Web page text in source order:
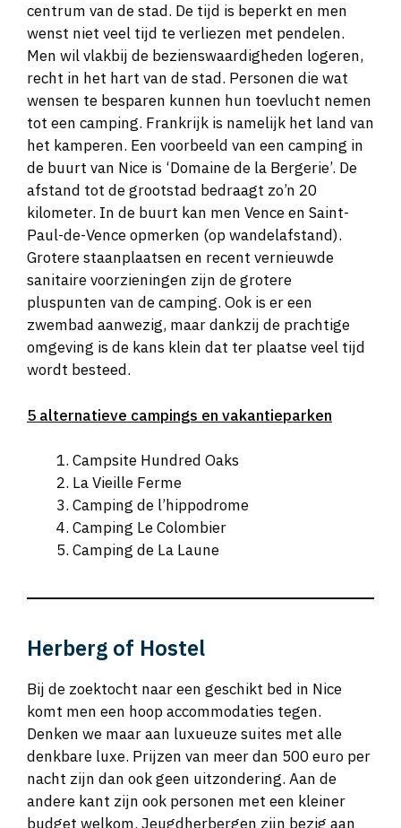
centrum van de stad. De tijd is beperkt en men
wenst niet veel tijd te verliezen met pendelen.
Men wil vlakbij de bezienswaardigheden logeren,
recht in het hart van de stad. Personen die wat
wensen te besparen kunnen hun toevlucht nemen
tot een camping. Frankrijk is namelijk het land van
het kamperen. Een voorbeeld van een camping in
de buurt van Nice is ‘Domaine de la Bergerie’. De
afstand tot de grootstad bedraagt zo’n 20
kilometer. In de buurt kan men Vence en Saint-
Paul-de-Vence opmerken (op wandelafstand).
Grotere staanplaatsen en recent vernieuwde
sanitaire voorzieningen zijn de grotere
pluspunten van de camping. Ook is er een
zwembad aanwezig, maar dankzij de prachtige
omgeving is de kans klein dat ter plaatse veel tijd
wordt besteed.
5 alternatieve campings en vakantieparken
Campsite Hundred Oaks
La Vieille Ferme
Camping de l’hippodrome
Camping Le Colombier
Camping de La Laune
Herberg of Hostel
Bij de zoektocht naar een geschikt bed in Nice
komt men een hoop accommodaties tegen.
Denken we maar aan luxueuze suites met alle
denkbare luxe. Prijzen van meer dan 500 euro per
nacht zijn dan ook geen uitzondering. Aan de
andere kant zijn ook personen met een kleiner
budget welkom. Jeugdherbergen zijn bezig aan